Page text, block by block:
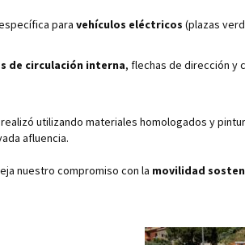
para vehículos eléctricos (plazas
de circulación interna, flechas de dirección y
utilizando materiales homologados y
afluencia.
nuestro compromiso con la movilidad